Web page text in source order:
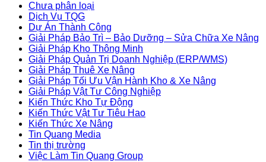
Chưa phân loại
Dịch Vụ TQG
Dự Án Thành Công
Giải Pháp Bảo Trì – Bảo Dưỡng – Sửa Chữa Xe Nâng
Giải Pháp Kho Thông Minh
Giải Pháp Quản Trị Doanh Nghiệp (ERP/WMS)
Giải Pháp Thuê Xe Nâng
Giải Pháp Tối Ưu Vận Hành Kho & Xe Nâng
Giải Pháp Vật Tư Công Nghiệp
Kiến Thức Kho Tự Động
Kiến Thức Vật Tư Tiêu Hao
Kiến Thức Xe Nâng
Tin Quang Media
Tin thị trường
Việc Làm Tin Quang Group